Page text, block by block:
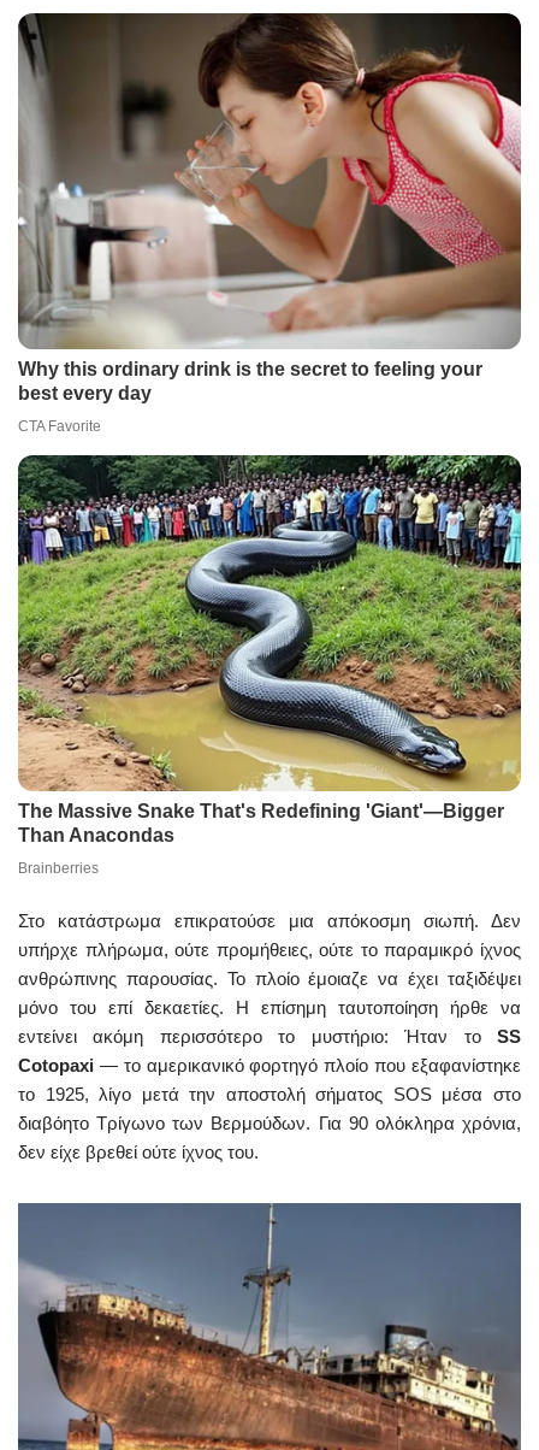
Στο κατάστρωμα επικρατούσε μια απόκοσμη σιωπή. Δεν
υπήρχε πλήρωμα, ούτε προμήθειες, ούτε το παραμικρό ίχνος
ανθρώπινης παρουσίας. Το πλοίο έμοιαζε να έχει ταξιδέψει
μόνο του επί δεκαετίες. Η επίσημη ταυτοποίηση ήρθε να
εντείνει ακόμη περισσότερο το μυστήριο: Ήταν το SS
Cotopaxi — το αμερικανικό φορτηγό πλοίο που εξαφανίστηκε
το 1925, λίγο μετά την αποστολή σήματος SOS μέσα στο
διαβόητο Τρίγωνο των Βερμούδων. Για 90 ολόκληρα χρόνια,
δεν είχε βρεθεί ούτε ίχνος του.